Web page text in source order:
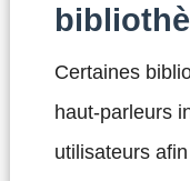
Certaines
haut-parleurs
utilisateurs